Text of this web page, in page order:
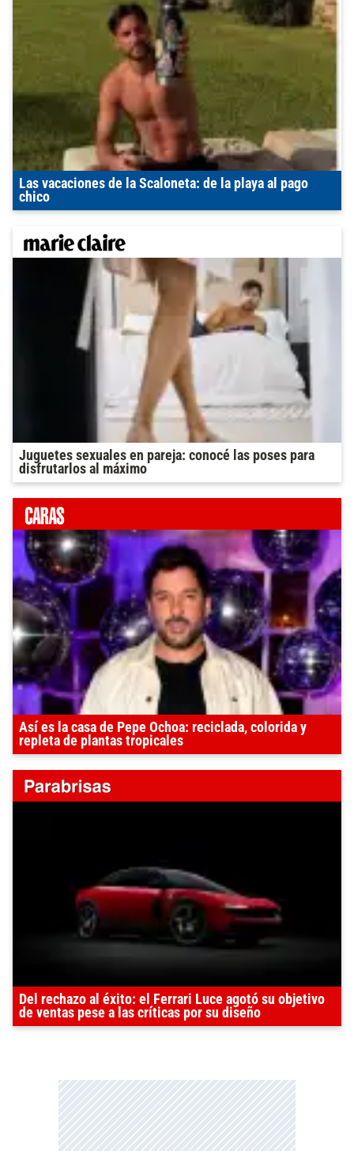
Las vacaciones de la Scaloneta: de la playa al pago
chico
Juguetes sexuales en pareja: conocé las poses para
disfrutarlos al máximo
Así es la casa de Pepe Ochoa: reciclada, colorida y
repleta de plantas tropicales
Del rechazo al éxito: el Ferrari Luce agotó su objetivo
de ventas pese a las críticas por su diseño